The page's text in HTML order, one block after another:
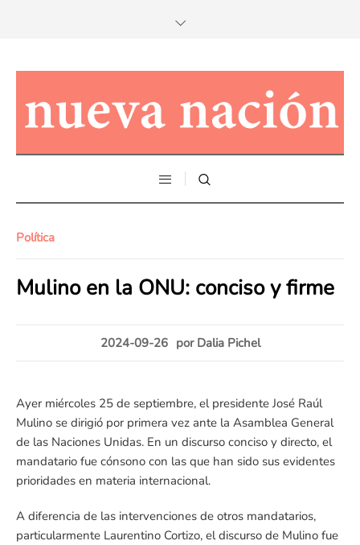
Política
Mulino en la ONU: conciso y firme
2024-09-26 por Dalia Pichel
Ayer miércoles 25 de septiembre, el presidente José Raúl
Mulino se dirigió por primera vez ante la Asamblea General
de las Naciones Unidas. En un discurso conciso y directo, el
mandatario fue cónsono con las que han sido sus evidentes
prioridades en materia internacional.
A diferencia de las intervenciones de otros mandatarios,
particularmente Laurentino Cortizo, el discurso de Mulino fue